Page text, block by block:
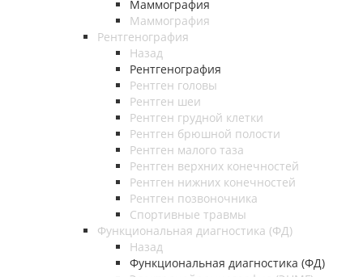
Маммография
Маммография
Рентгенография
Назад
Рентгенография
Рентген головы
Рентген шеи
Рентген грудной клетки
Рентген брюшной полости
Рентген малого таза
Рентген верхних конечностей
Рентген нижних конечностей
Рентген позвоночника
Спортивные травмы
Функциональная диагностика (ФД)
Назад
Функциональная диагностика (ФД)